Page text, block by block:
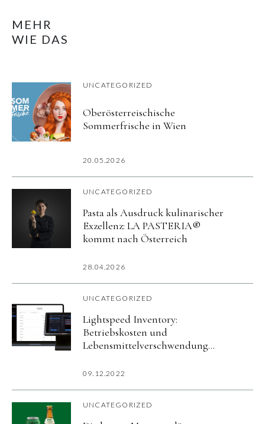
MEHR
WIE DAS
UNCATEGORIZED
Oberösterreischische
Sommerfrische in Wien
20.05.2026
UNCATEGORIZED
Pasta als Ausdruck kulinarischer
Exzellenz: LA PASTERIA®
kommt nach Österreich
28.04.2026
UNCATEGORIZED
Lightspeed Inventory:
Betriebskosten und
Lebensmittelverschwendung
09.12.2022
UNCATEGORIZED